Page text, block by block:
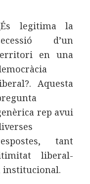
legitima la
d’un
en una
Aquesta
rep avui
tant
liberal-
institucional.